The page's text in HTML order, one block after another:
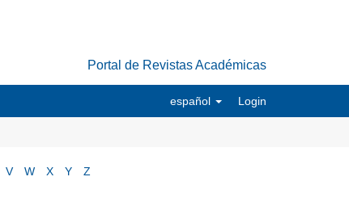
Portal de Revistas Académicas
español Login
V W X Y Z